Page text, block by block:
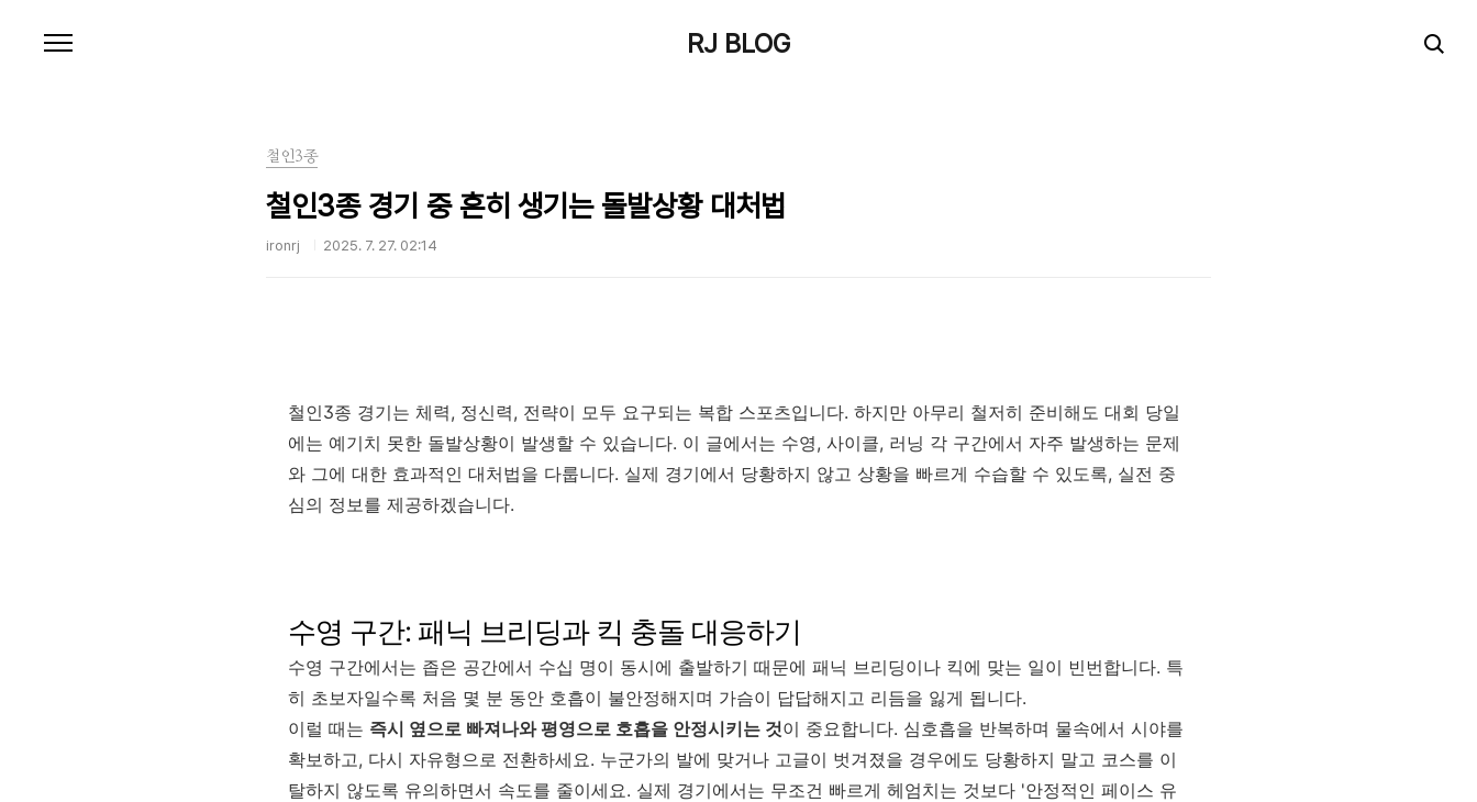
RJ BLOG
철인3종
철인3종 경기 중 흔히 생기는 돌발상황 대처법
ironrj 2025. 7. 27. 02:14
철인3종 경기는 체력, 정신력, 전략이 모두 요구되는 복합 스포츠입니다. 하지만 아무리 철저히 준비해도 대회 당일
에는 예기치 못한 돌발상황이 발생할 수 있습니다. 이 글에서는 수영, 사이클, 러닝 각 구간에서 자주 발생하는 문제
와 그에 대한 효과적인 대처법을 다룹니다. 실제 경기에서 당황하지 않고 상황을 빠르게 수습할 수 있도록, 실전 중
심의 정보를 제공하겠습니다.
수영 구간: 패닉 브리딩과 킥 충돌 대응하기
수영 구간에서는 좁은 공간에서 수십 명이 동시에 출발하기 때문에 패닉 브리딩이나 킥에 맞는 일이 빈번합니다. 특
히 초보자일수록 처음 몇 분 동안 호흡이 불안정해지며 가슴이 답답해지고 리듬을 잃게 됩니다.
이럴 때는 즉시 옆으로 빠져나와 평영으로 호흡을 안정시키는 것이 중요합니다. 심호흡을 반복하며 물속에서 시야를
확보하고, 다시 자유형으로 전환하세요. 누군가의 발에 맞거나 고글이 벗겨졌을 경우에도 당황하지 말고 코스를 이
탈하지 않도록 유의하면서 속도를 줄이세요. 실제 경기에서는 무조건 빠르게 헤엄치는 것보다 '안정적인 페이스 유